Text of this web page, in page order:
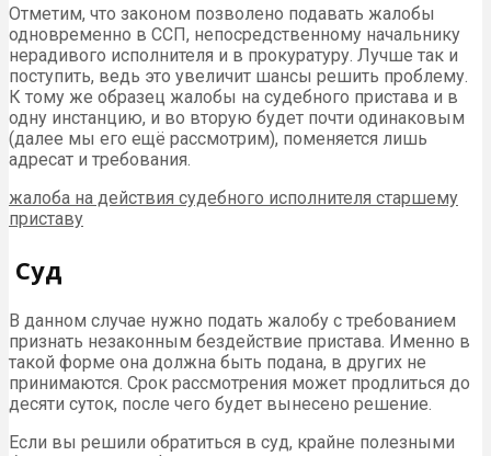
Отметим, что законом позволено подавать жалобы
одновременно в ССП, непосредственному начальнику
нерадивого исполнителя и в прокуратуру. Лучше так и
поступить, ведь это увеличит шансы решить проблему.
К тому же образец жалобы на судебного пристава и в
одну инстанцию, и во вторую будет почти одинаковым
(далее мы его ещё рассмотрим), поменяется лишь
адресат и требования.
жалоба на действия судебного исполнителя старшему
приставу
Суд
В данном случае нужно подать жалобу с требованием
признать незаконным бездействие пристава. Именно в
такой форме она должна быть подана, в других не
принимаются. Срок рассмотрения может продлиться до
десяти суток, после чего будет вынесено решение.
Если вы решили обратиться в суд, крайне полезными